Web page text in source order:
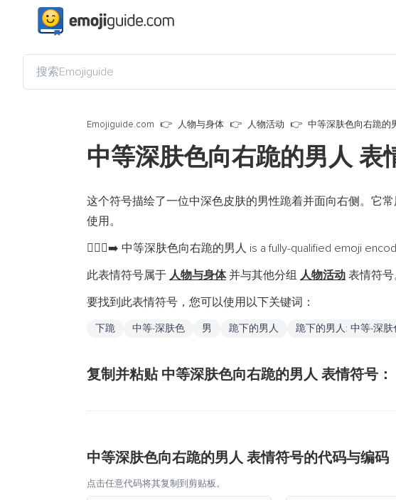
Emojiguide.com 人物与身体 人物活动 中等深肤色向右跪的
中等深肤色向右跪的男人 表
这个符号描绘了一位中深色皮肤的男性跪着并面向右侧。它
使用。
🧎🏾‍♂️‍➡️ 中等深肤色向右跪的男人 is a fully-qualified emoji
此表情符号属于 人物与身体并与其他分组 人物活动 表情符
要找到此表情符号，您可以使用以下关键词：
下跪 中等-深肤色 男 跪下的男人 跪下的男人: 中等-深肤
复制并粘贴 中等深肤色向右跪的男人 表情符号：
中等深肤色向右跪的男人 表情符号的代码与编码
点击任意代码将其复制到剪贴板。